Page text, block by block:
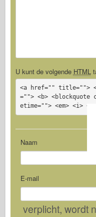
U kunt de volgende HTML
<a href="" title="">
=""> <b> <blockquote
etime=""> <em> <i>
Naam
E-mail
verplicht, wordt